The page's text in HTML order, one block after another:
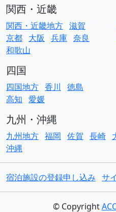
関西・近畿
関西・近畿地方 滋賀
京都 大阪 兵庫 奈良
和歌山
四国
四国地方 香川
徳島
高知 愛媛
九州・沖縄
九州地方 福岡 佐賀 長崎
沖縄
宿泊施設の登録申し込み サ
© Copyright